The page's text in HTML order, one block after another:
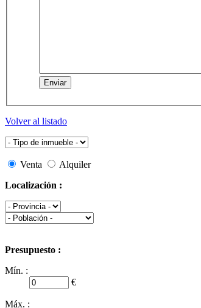
Volver al listado
Venta
Alquiler
Localización :
Presupuesto :
Mín. :
€
Máx. :